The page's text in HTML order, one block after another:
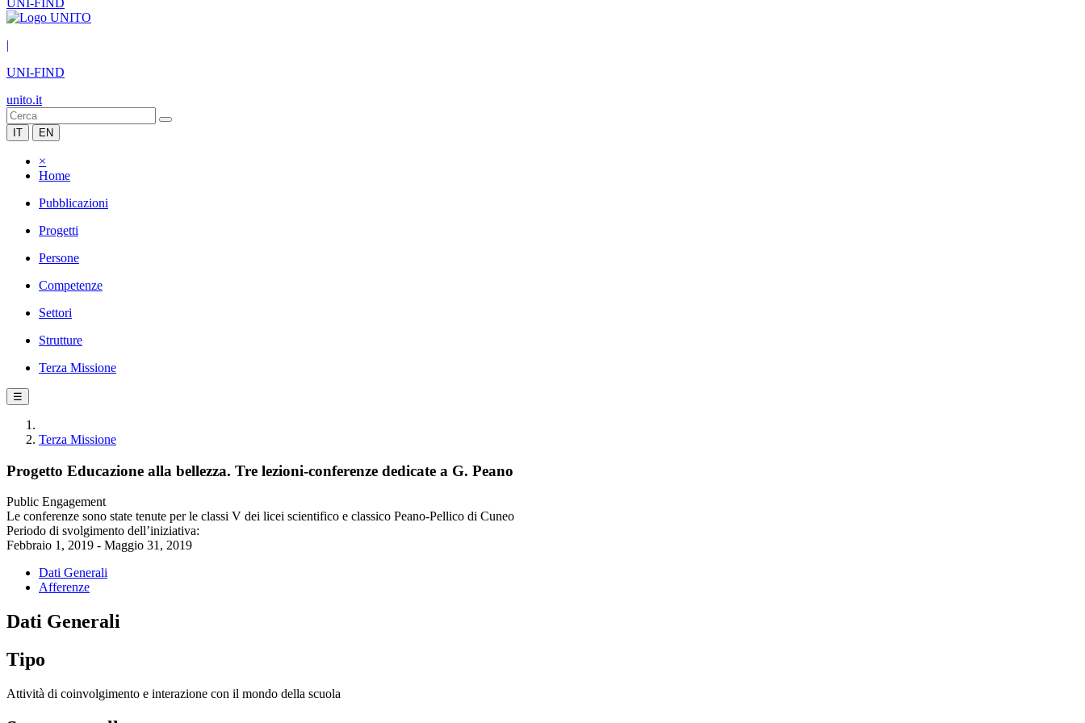
UNI-FIND
|
UNI-FIND
unito.it
IT EN
×
Home
Pubblicazioni
Progetti
Persone
Competenze
Settori
Strutture
Terza Missione
☰
Terza Missione
Progetto Educazione alla bellezza. Tre lezioni-conferenze dedicate a G. Peano
Public Engagement
Le conferenze sono state tenute per le classi V dei licei scientifico e classico Peano-Pellico di Cuneo
Periodo di svolgimento dell’iniziativa:
Febbraio 1, 2019 - Maggio 31, 2019
Dati Generali
Afferenze
Dati Generali
Tipo
Attività di coinvolgimento e interazione con il mondo della scuola